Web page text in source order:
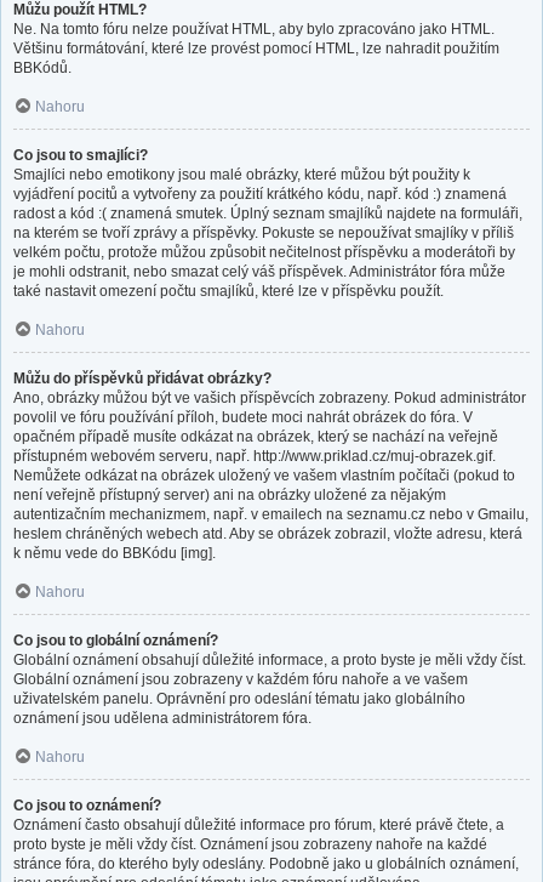
Můžu použít HTML?
Ne. Na tomto fóru nelze používat HTML, aby bylo zpracováno jako HTML.
Většinu formátování, které lze provést pomocí HTML, lze nahradit použitím
BBKódů.
Nahoru
Co jsou to smajlíci?
Smajlíci nebo emotikony jsou malé obrázky, které můžou být použity k
vyjádření pocitů a vytvořeny za použití krátkého kódu, např. kód :) znamená
radost a kód :( znamená smutek. Úplný seznam smajlíků najdete na formuláři,
na kterém se tvoří zprávy a příspěvky. Pokuste se nepoužívat smajlíky v příliš
velkém počtu, protože můžou způsobit nečitelnost příspěvku a moderátoři by
je mohli odstranit, nebo smazat celý váš příspěvek. Administrátor fóra může
také nastavit omezení počtu smajlíků, které lze v příspěvku použít.
Nahoru
Můžu do příspěvků přidávat obrázky?
Ano, obrázky můžou být ve vašich příspěvcích zobrazeny. Pokud administrátor
povolil ve fóru používání příloh, budete moci nahrát obrázek do fóra. V
opačném případě musíte odkázat na obrázek, který se nachází na veřejně
přístupném webovém serveru, např. http://www.priklad.cz/muj-obrazek.gif.
Nemůžete odkázat na obrázek uložený ve vašem vlastním počítači (pokud to
není veřejně přístupný server) ani na obrázky uložené za nějakým
autentizačním mechanizmem, např. v emailech na seznamu.cz nebo v Gmailu,
heslem chráněných webech atd. Aby se obrázek zobrazil, vložte adresu, která
k němu vede do BBKódu [img].
Nahoru
Co jsou to globální oznámení?
Globální oznámení obsahují důležité informace, a proto byste je měli vždy číst.
Globální oznámení jsou zobrazeny v každém fóru nahoře a ve vašem
uživatelském panelu. Oprávnění pro odeslání tématu jako globálního
oznámení jsou udělena administrátorem fóra.
Nahoru
Co jsou to oznámení?
Oznámení často obsahují důležité informace pro fórum, které právě čtete, a
proto byste je měli vždy číst. Oznámení jsou zobrazeny nahoře na každé
stránce fóra, do kterého byly odeslány. Podobně jako u globálních oznámení,